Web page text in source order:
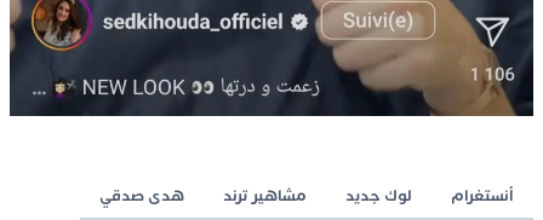
أنستغرام لوك جديد مشاهير ترند هدى صدقي